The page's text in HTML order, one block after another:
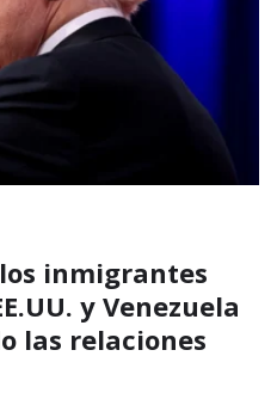
inmigrantes
y Venezuela
las relaciones